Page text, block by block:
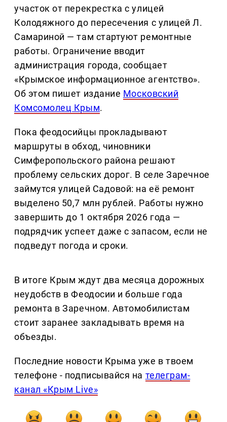
участок от перекрестка с улицей
Колодяжного до пересечения с улицей Л.
Самариной — там стартуют ремонтные
работы. Ограничение вводит
администрация города, сообщает
«Крымское информационное агентство».
Об этом пишет издание Московский
Комсомолец Крым.
Пока феодосийцы прокладывают
маршруты в обход, чиновники
Симферопольского района решают
проблему сельских дорог. В селе Заречное
займутся улицей Садовой: на её ремонт
выделено 50,7 млн рублей. Работы нужно
завершить до 1 октября 2026 года —
подрядчик успеет даже с запасом, если не
подведут погода и сроки.
В итоге Крым ждут два месяца дорожных
неудобств в Феодосии и больше года
ремонта в Заречном. Автомобилистам
стоит заранее закладывать время на
объезды.
Последние новости Крыма уже в твоем
телефоне - подписывайся на телеграм-
канал «Крым Live»